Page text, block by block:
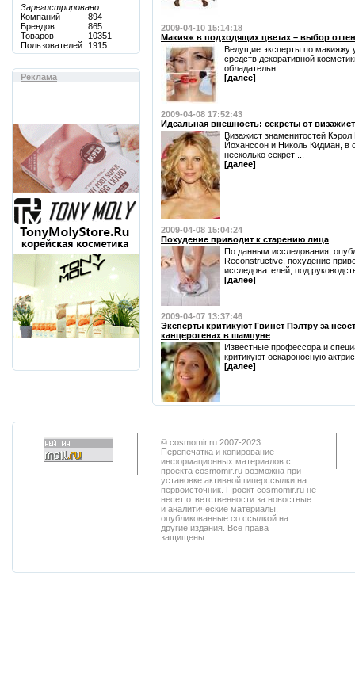
Зарегистрировано:
Компаний
894
Брендов
865
Товаров
10351
Пользователей
1915
Реклама
2009-04-10 15:14:18
Макияж в подходящих цветах – выбор
Ведущие эксперты по макияжу
средств декоративной
обладательн ...
[далее]
2009-04-08 17:52:43
Идеальная внешность: секреты от
Визажист знаменитостей
Йоханссон и Николь Кидман, в
несколько секрет ...
[далее]
2009-04-08 15:04:24
Похудение приводит к старению лица
По данным исследования,
Reconstructive, похудение
исследователей, под
[далее]
2009-04-07 13:37:46
Эксперты критикуют Гвинет Пэлтру за
канцерогенах в шампуне
Известные профессора и
критикуют оскароносную
[далее]
© cosmomir.ru 2007-2023.
Перепечатка и копирование
информационных материалов с
проекта cosmomir.ru возможна при
установке активной гиперссылки на
первоисточник. Проект cosmomir.ru не
несет ответственности за новостные
и аналитические материалы,
опубликованные со ссылкой на
другие издания. Все права
защищены.